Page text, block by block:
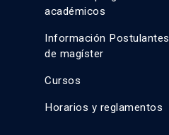
académicos
Información Postulantes
de magíster
Cursos
Horarios y reglamentos